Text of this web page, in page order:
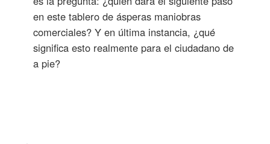
en este tablero de ásperas maniobras
comerciales? Y en última instancia, ¿qué
significa esto realmente para el ciudadano de
a pie?